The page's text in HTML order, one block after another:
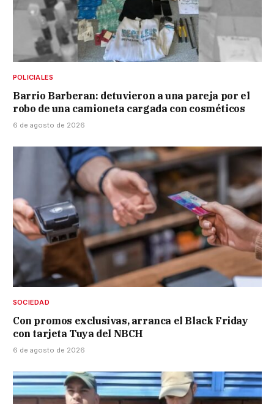
POLICIALES
Barrio Barberan: detuvieron a una pareja por el
robo de una camioneta cargada con cosméticos
6 de agosto de 2026
SOCIEDAD
Con promos exclusivas, arranca el Black Friday
con tarjeta Tuya del NBCH
6 de agosto de 2026